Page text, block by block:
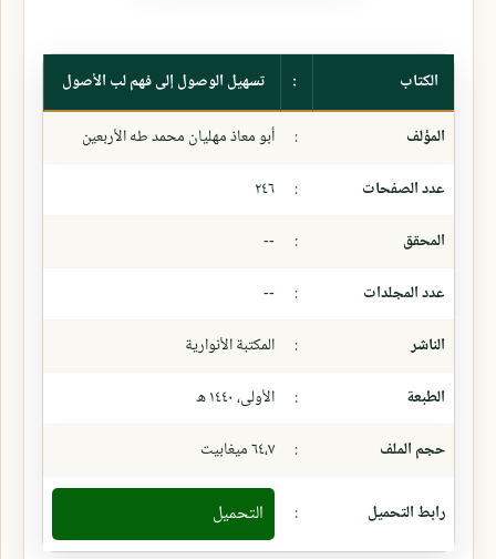
الكتاب :
تسهيل الوصول إلى فهم لب الأصول
المؤلف
:
أبو معاذ مهليان محمد طه الأربعين
عدد الصفحات
:
٢٤٦
المحقق
:
--
عدد المجلدات
:
--
الناشر
:
المكتبة الأنوارية
الطبعة
:
الأولى، ١٤٤٠ ھ
حجم الملف
: ٦٤،٧ ميغابيت
رابط التحميل : التحميل